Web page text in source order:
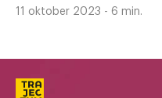
11 oktober 2023 - 6 min.